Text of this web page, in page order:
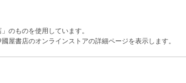
のものを使用しています。
屋書店のオンラインストアの詳細ページを表示します。